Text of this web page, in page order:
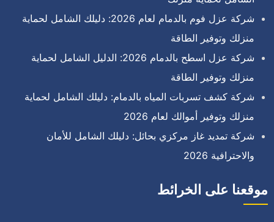
شركة عزل فوم بالدمام لعام 2026: دليلك الشامل لحماية
منزلك وتوفير الطاقة
شركة عزل اسطح بالدمام 2026: الدليل الشامل لحماية
منزلك وتوفير الطاقة
شركة كشف تسربات المياه بالدمام: دليلك الشامل لحماية
منزلك وتوفير أموالك لعام 2026
شركة تمديد غاز مركزي بحائل: دليلك الشامل للأمان
والاحترافية 2026
موقعنا على الخرائط